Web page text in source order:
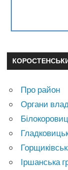
Про район
Органи
Іршанська